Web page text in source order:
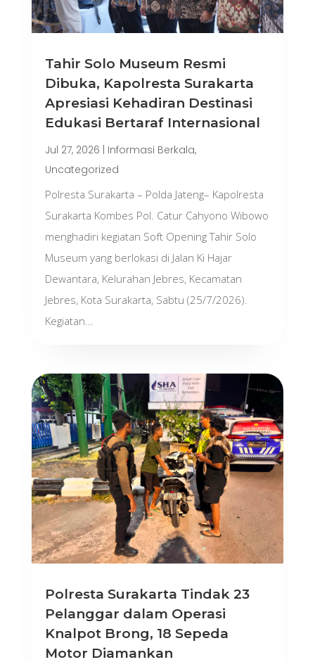
Tahir Solo Museum Resmi
Dibuka, Kapolresta Surakarta
Apresiasi Kehadiran Destinasi
Edukasi Bertaraf Internasional
Jul 27, 2026 Informasi Berkala,
Uncategorized
Polresta Surakarta – Polda Jateng– Kapolresta
Surakarta Kombes Pol. Catur Cahyono Wibowo
menghadiri kegiatan Soft Opening Tahir Solo
Museum yang berlokasi di Jalan Ki Hajar
Dewantara, Kelurahan Jebres, Kecamatan
Jebres, Kota Surakarta, Sabtu (25/7/2026).
Kegiatan...
Polresta Surakarta Tindak 23
Pelanggar dalam Operasi
Knalpot Brong, 18 Sepeda
Motor Diamankan